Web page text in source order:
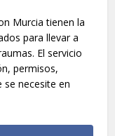
Murcia tienen la
para llevar a
El servicio
permisos,
se necesite en